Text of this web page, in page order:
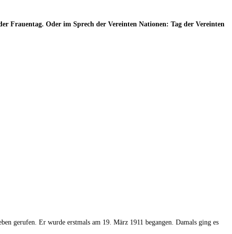
Frauentag. Oder im Sprech der Vereinten Nationen: Tag der Vereinten
gerufen. Er wurde erstmals am 19. März 1911 begangen. Damals ging es